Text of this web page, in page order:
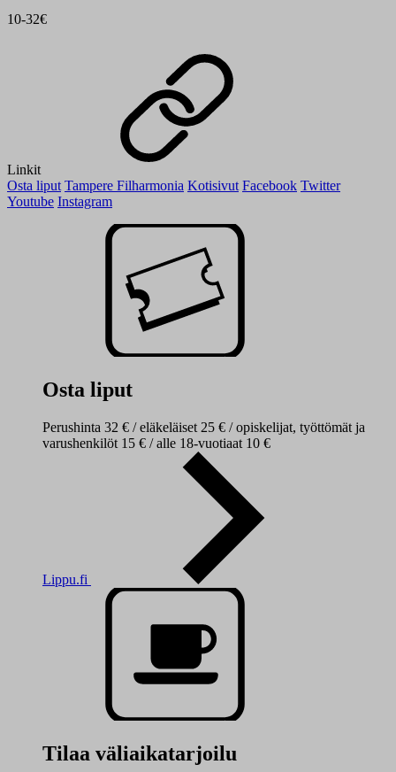
10-32€
Linkit
Osta liput Tampere Filharmonia Kotisivut Facebook Twitter
Youtube Instagram
Osta liput
Perushinta 32 € / eläkeläiset 25 € / opiskelijat, työttömät ja
varushenkilöt 15 € / alle 18-vuotiaat 10 €
Lippu.fi
Tilaa väliaikatarjoilu